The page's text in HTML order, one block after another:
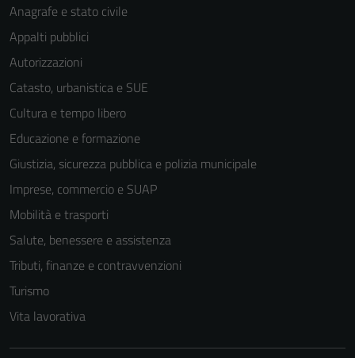
Anagrafe e stato civile
Appalti pubblici
Autorizzazioni
Catasto, urbanistica e SUE
Cultura e tempo libero
Educazione e formazione
Giustizia, sicurezza pubblica e polizia municipale
Imprese, commercio e SUAP
Mobilità e trasporti
Salute, benessere e assistenza
Tributi, finanze e contravvenzioni
Turismo
Vita lavorativa
per il